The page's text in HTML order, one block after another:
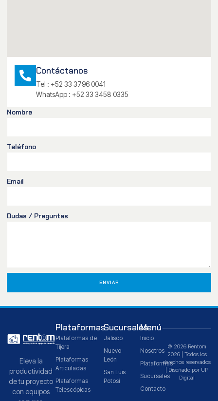
Contáctanos
Tel : +52 33 3796 0041
WhatsApp : +52 33 3458 0335
Nombre
Teléfono
Email
Dudas / Preguntas
ENVIAR
Eleva la
productividad
de tu proyecto
con equipos
Plataformas
Plataformas de
Tijera
Plataformas
Articuladas
Plataformas
Telescópicas
Sucursales
Jalisco
Nuevo
León
San Luis
Potosí
Menú
Inicio
Nosotros
Plataformas
Sucursales
Contacto
© 2026 Rentom
2026 | Todos los
derechos reservados
| Diseñado por UP
Digital